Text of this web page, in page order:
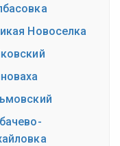
Новоселка